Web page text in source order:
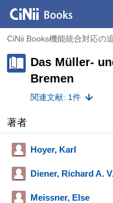
CiNii Books機能統合対応の
Das Müller-
Bremen
関連文献: 1件
著者
Hoyer, Karl
Diener, Richard A.
Meissner, Else